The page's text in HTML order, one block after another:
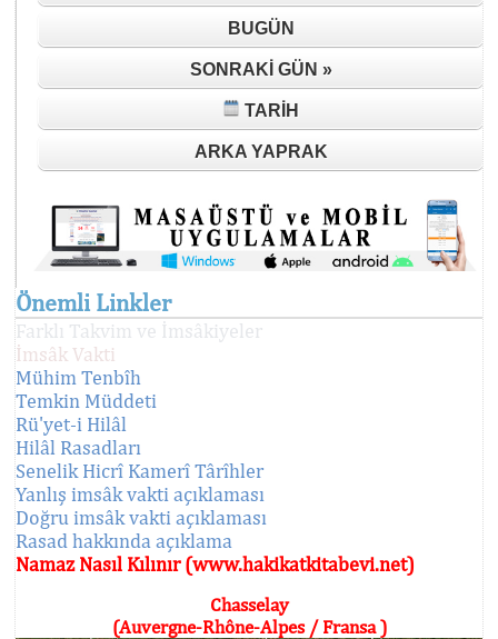
BUGÜN
SONRAKI GÜN »
TARIH
ARKA YAPRAK
Önemli Linkler
Farklı Takvim ve İmsâkiyeler
İmsâk Vakti
Mühim Tenbîh
Temkin Müddeti
Rü'yet-i Hilâl
Hilâl Rasadları
Senelik Hicrî Kamerî Târîhler
Yanlış imsâk vakti açıklaması
Doğru imsâk vakti açıklaması
Rasad hakkında açıklama
Namaz Nasıl Kılınır (www.hakikatkitabevi.net)
Chasselay
(Auvergne-Rhône-Alpes / Fransa )